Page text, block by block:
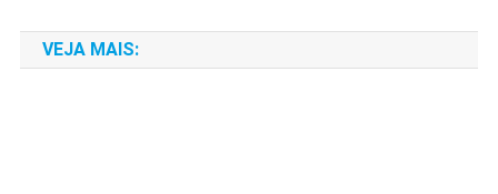
de
Post
VEJA MAIS: